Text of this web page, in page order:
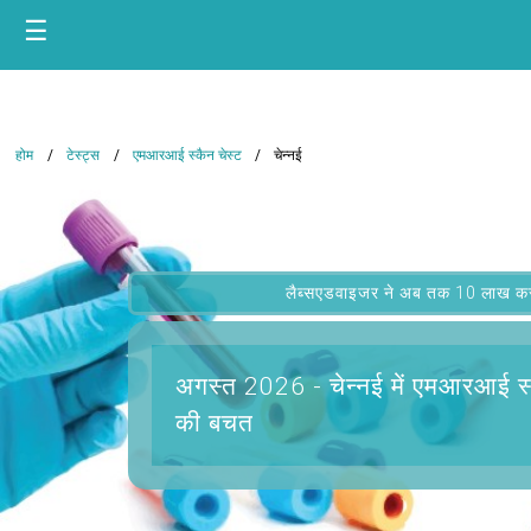
☰
होम टेस्ट्स एमआरआई स्कैन चेस्ट चेन्नई
लैब्सएडवाइजर ने अब तक 10 लाख
अगस्त 2026 -चेन्नई में एमआरआई
की बचत